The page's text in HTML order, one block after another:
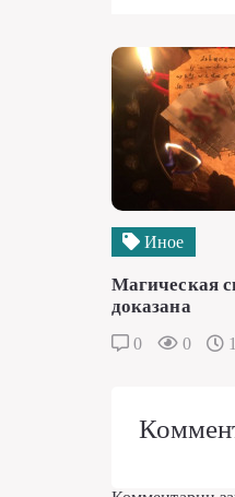
Иное
Магическая
доказана
0 0